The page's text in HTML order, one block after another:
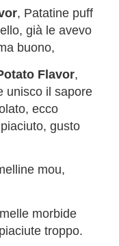
, Patatine puff
già le avevo
buono,
Flavor,
unisco il sapore
ecco
gusto
mou,
morbide
troppo.